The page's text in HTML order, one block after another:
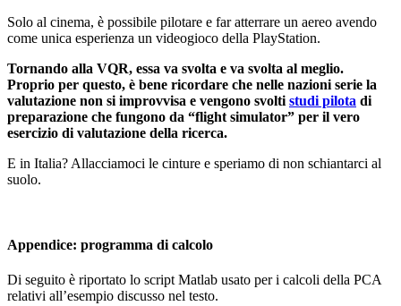
Solo al cinema, è possibile pilotare e far atterrare un aereo avendo
come unica esperienza un videogioco della PlayStation.
Tornando alla VQR, essa va svolta e va svolta al meglio.
Proprio per questo, è bene ricordare che nelle nazioni serie la
valutazione non si improvvisa e vengono svolti studi pilota di
preparazione che fungono da “flight simulator” per il vero
esercizio di valutazione della ricerca.
E in Italia? Allacciamoci le cinture e speriamo di non schiantarci al
suolo.
Appendice: programma di calcolo
Di seguito è riportato lo script Matlab usato per i calcoli della PCA
relativi all’esempio discusso nel testo.